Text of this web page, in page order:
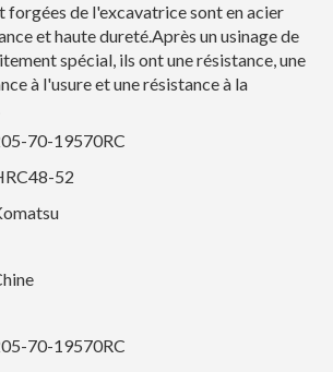
forgées de l'excavatrice sont en acier
et haute dureté.Après un usinage de
spécial, ils ont une résistance, une
à l'usure et une résistance à la
70-19570RC
52
70-19570RC